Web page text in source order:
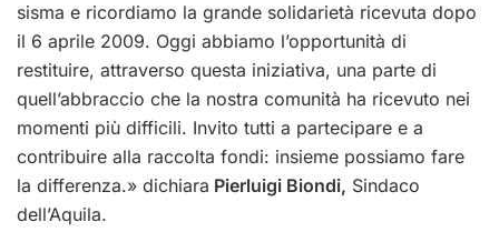
sisma e ricordiamo la grande solidarietà ricevuta dopo
il 6 aprile 2009. Oggi abbiamo l’opportunità di
restituire, attraverso questa iniziativa, una parte di
quell’abbraccio che la nostra comunità ha ricevuto nei
momenti più difficili. Invito tutti a partecipare e a
contribuire alla raccolta fondi: insieme possiamo fare
la differenza.» dichiara Pierluigi Biondi, Sindaco
dell’Aquila.